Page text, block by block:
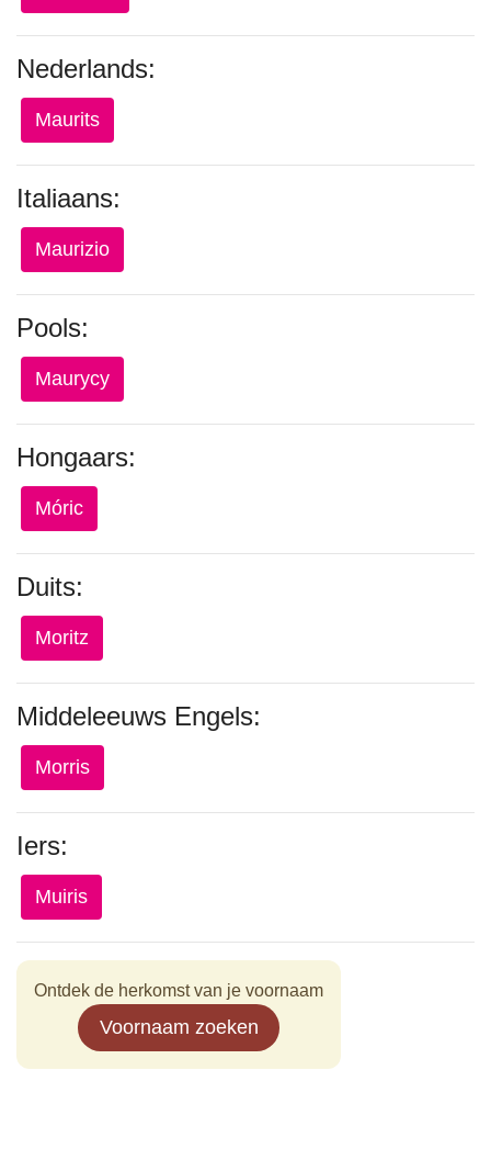
Nederlands:
Maurits
Italiaans:
Maurizio
Pools:
Maurycy
Hongaars:
Móric
Duits:
Moritz
Middeleeuws Engels:
Morris
Iers:
Muiris
Ontdek de herkomst van je voornaam
Voornaam zoeken